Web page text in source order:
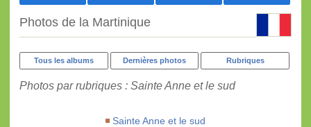
Photos de la Martinique
Tous les albums Dernières photos Rubriques
Photos par rubriques : Sainte Anne et le sud
Sainte Anne et le sud